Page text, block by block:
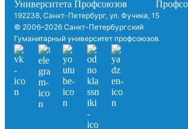
192238, Санкт-Петербург, ул. Фучика, 15
© 2006–2026 Санкт-Петербургский
Гуманитарный университет профсоюзов.